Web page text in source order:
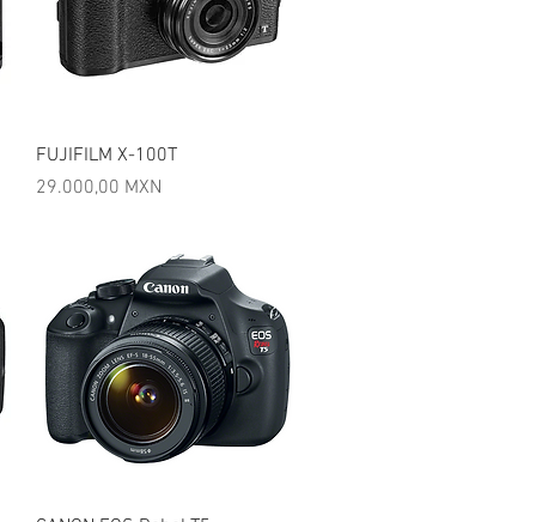
Vista rápida
FUJIFILM X-100T
Precio
29.000,00 MXN